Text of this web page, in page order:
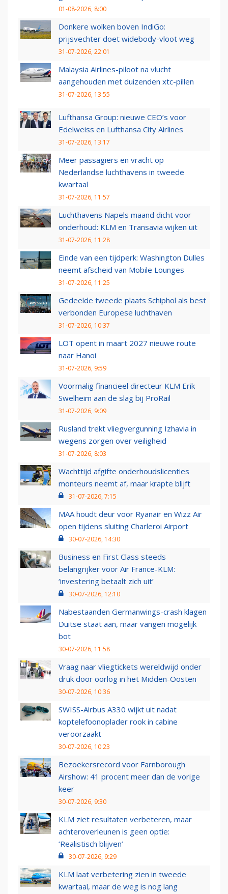
01-08-2026, 8:00
Donkere wolken boven IndiGo:
prijsvechter doet widebody-vloot weg
31-07-2026, 22:01
Malaysia Airlines-piloot na vlucht
aangehouden met duizenden xtc-pillen
31-07-2026, 13:55
Lufthansa Group: nieuwe CEO’s voor
Edelweiss en Lufthansa City Airlines
31-07-2026, 13:17
Meer passagiers en vracht op
Nederlandse luchthavens in tweede
kwartaal
31-07-2026, 11:57
Luchthavens Napels maand dicht voor
onderhoud: KLM en Transavia wijken uit
31-07-2026, 11:28
Einde van een tijdperk: Washington Dulles
neemt afscheid van Mobile Lounges
31-07-2026, 11:25
Gedeelde tweede plaats Schiphol als best
verbonden Europese luchthaven
31-07-2026, 10:37
LOT opent in maart 2027 nieuwe route
naar Hanoi
31-07-2026, 9:59
Voormalig financieel directeur KLM Erik
Swelheim aan de slag bij ProRail
31-07-2026, 9:09
Rusland trekt vliegvergunning Izhavia in
wegens zorgen over veiligheid
31-07-2026, 8:03
Wachttijd afgifte onderhoudslicenties
monteurs neemt af, maar krapte blijft
31-07-2026, 7:15
MAA houdt deur voor Ryanair en Wizz Air
open tijdens sluiting Charleroi Airport
30-07-2026, 14:30
Business en First Class steeds
belangrijker voor Air France-KLM:
‘investering betaalt zich uit’
30-07-2026, 12:10
Nabestaanden Germanwings-crash klagen
Duitse staat aan, maar vangen mogelijk
bot
30-07-2026, 11:58
Vraag naar vliegtickets wereldwijd onder
druk door oorlog in het Midden-Oosten
30-07-2026, 10:36
SWISS-Airbus A330 wijkt uit nadat
koptelefoonoplader rook in cabine
veroorzaakt
30-07-2026, 10:23
Bezoekersrecord voor Farnborough
Airshow: 41 procent meer dan de vorige
keer
30-07-2026, 9:30
KLM ziet resultaten verbeteren, maar
achteroverleunen is geen optie:
‘Realistisch blijven’
30-07-2026, 9:29
KLM laat verbetering zien in tweede
kwartaal, maar de weg is nog lang